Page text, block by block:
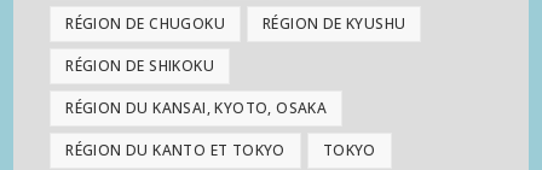
RÉGION DE CHUGOKU RÉGION DE KYUSHU
RÉGION DE SHIKOKU
RÉGION DU KANSAI, KYOTO, OSAKA
RÉGION DU KANTO ET TOKYO TOKYO